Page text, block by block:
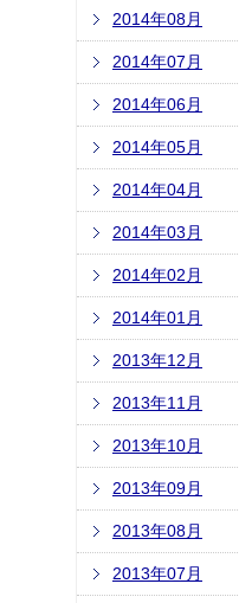
2014年08月
2014年07月
2014年06月
2014年05月
2014年04月
2014年03月
2014年02月
2014年01月
2013年12月
2013年11月
2013年10月
2013年09月
2013年08月
2013年07月